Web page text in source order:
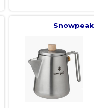
Snowpeak